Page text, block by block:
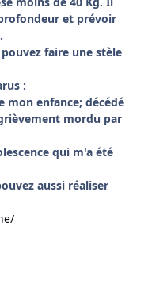
et prévoir
faire une stèle
:
mon enfance; décédé
mordu par
qui m'a été
aussi réaliser